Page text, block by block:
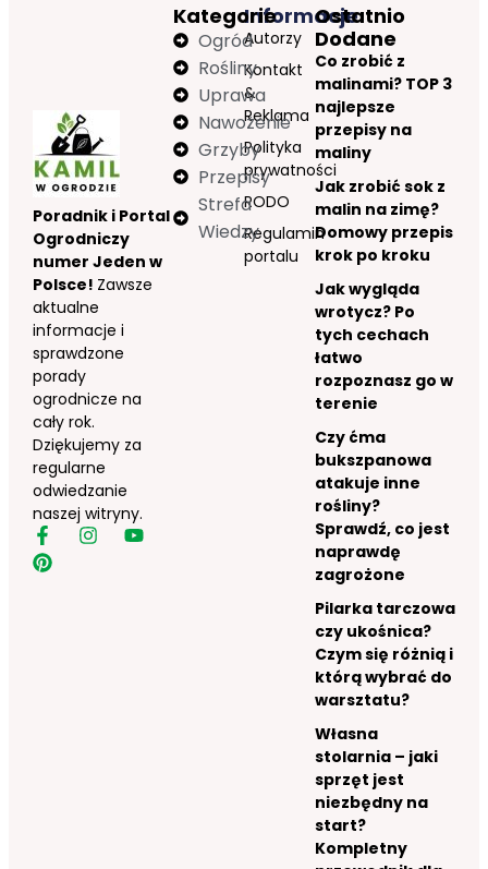
Poradnik i Portal
Ogrodniczy
numer Jeden w
Polsce! Zawsze
aktualne
informacje i
sprawdzone
porady
ogrodnicze na
cały rok.
Dziękujemy za
regularne
odwiedzanie
naszej witryny.
Informacje
Autorzy
Kontakt
&
Reklama
Polityka
prywatności
RODO
Regulamin
portalu
Kategorie
Ogród
Rośliny
Uprawa
Nawożenie
Grzyby
Przepisy
Strefa
Wiedzy
Ostatnio
Dodane
Co zrobić z
malinami? TOP 3
najlepsze
przepisy na
maliny
Jak zrobić sok z
malin na zimę?
Domowy przepis
krok po kroku
Jak wygląda
wrotycz? Po
tych cechach
łatwo
rozpoznasz go w
terenie
Czy ćma
bukszpanowa
atakuje inne
rośliny?
Sprawdź, co jest
naprawdę
zagrożone
Pilarka tarczowa
czy ukośnica?
Czym się różnią i
którą wybrać do
warsztatu?
Własna
stolarnia – jaki
sprzęt jest
niezbędny na
start?
Kompletny